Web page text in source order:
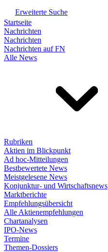
Erweiterte Suche
Startseite
Nachrichten
Nachrichten
Nachrichten auf FN
Alle News
Rubriken
Aktien im Blickpunkt
Ad hoc-Mitteilungen
Bestbewertete News
Meistgelesene News
Konjunktur- und Wirtschaftsnews
Marktberichte
Empfehlungsübersicht
Alle Aktienempfehlungen
Chartanalysen
IPO-News
Termine
Themen-Dossiers